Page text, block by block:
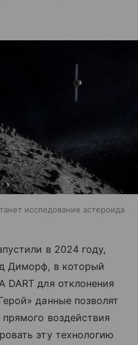
исследование астероида
в 2024 году,
Диморф, в который
DART для отклонения
данные позволят
воздействия
эту технологию